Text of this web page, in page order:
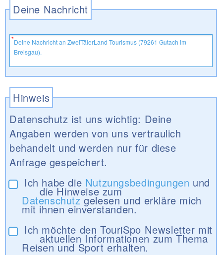
Deine Nachricht
Hinweis
Datenschutz ist uns wichtig: Deine
Angaben werden von uns vertraulich
behandelt und werden nur für diese
Anfrage gespeichert.
Ich habe die Nutzungsbedingungen und
die Hinweise zum
Datenschutzgelesen und erkläre mich
mit ihnen einverstanden.
Ich möchte den TouriSpo Newsletter mit
aktuellen Informationen zum Thema
Reisen und Sport erhalten.